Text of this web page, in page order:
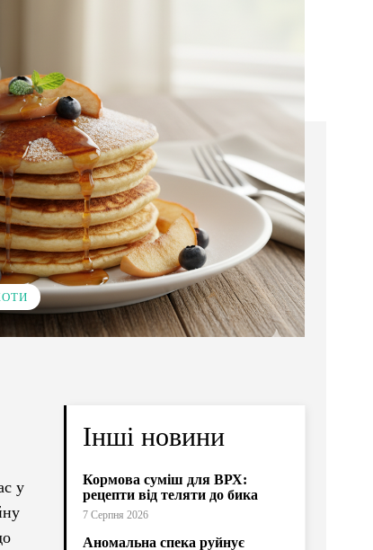
у
Інші новини
Кормова суміш для ВРХ:
рецепти від теляти до бика
7 Серпня 2026
Аномальна спека руйнує